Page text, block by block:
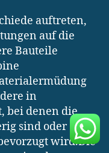
auftreten,
auf die
Bauteile
in
bei denen die
sind oder ein
wird.Die